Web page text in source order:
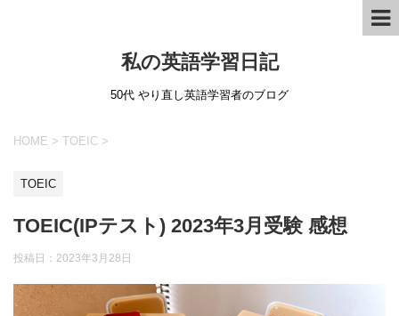
私の英語学習日記
50代 やり直し英語学習者のブログ
HOME > TOEIC >
TOEIC
TOEIC(IPテスト) 2023年3月受験 感想
投稿日： 2023年3月28日